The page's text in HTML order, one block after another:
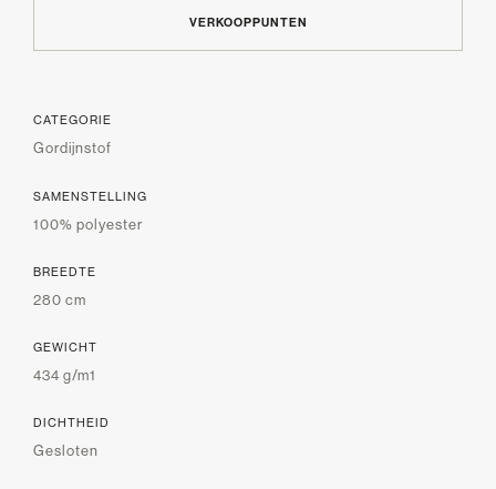
VERKOOPPUNTEN
CATEGORIE
Gordijnstof
SAMENSTELLING
100% polyester
BREEDTE
280 cm
GEWICHT
434 g/m1
DICHTHEID
Gesloten